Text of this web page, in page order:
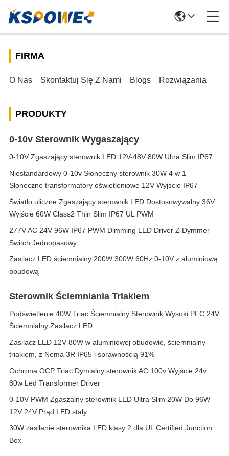
FIRMA
O Nas Skontaktuj Się Z Nami Blogs Rozwiązania
PRODUKTY
0-10v Sterownik Wygaszający
0-10V Zgaszający sterownik LED 12V-48V 80W Ultra Slim IP67
Niestandardowy 0-10v Słoneczny sterownik 30W 4 w 1
Słoneczne transformatory oświetleniowe 12V Wyjście IP67
Światło uliczne Zgaszający sterownik LED Dostosowywalny 36V
Wyjście 60W Class2 Thin Slim IP67 UL PWM
277V AC 24V 96W IP67 PWM Dimming LED Driver Z Dymmer
Switch Jednopasowy
Zasilacz LED ściemnialny 200W 300W 60Hz 0-10V z aluminiową
obudową
Sterownik Ściemniania Triakiem
Podświetlenie 40W Triac Ściemnialny Sterownik Wysoki PFC 24V
Ściemnialny Zasilacz LED
Zasilacz LED 12V 80W w aluminiowej obudowie, ściemnialny
triakiem, z Nema 3R IP65 i sprawnością 91%
Ochrona OCP Triac Dymialny sterownik AC 100v Wyjście 24v
80w Led Transformer Driver
0-10V PWM Zgaszalny sterownik LED Ultra Slim 20W Do 96W
12V 24V Prąd LED stały
30W zasilanie sterownika LED klasy 2 dla UL Certified Junction
Box